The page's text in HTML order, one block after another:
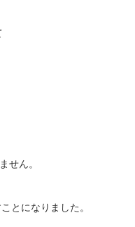
せん。
とになりました。